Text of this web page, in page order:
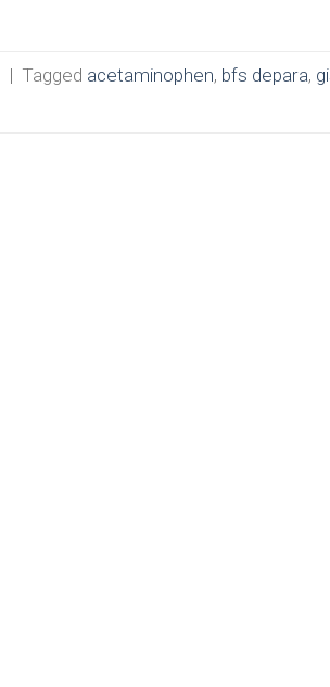
| Tagged acetaminophen, bfs depara,